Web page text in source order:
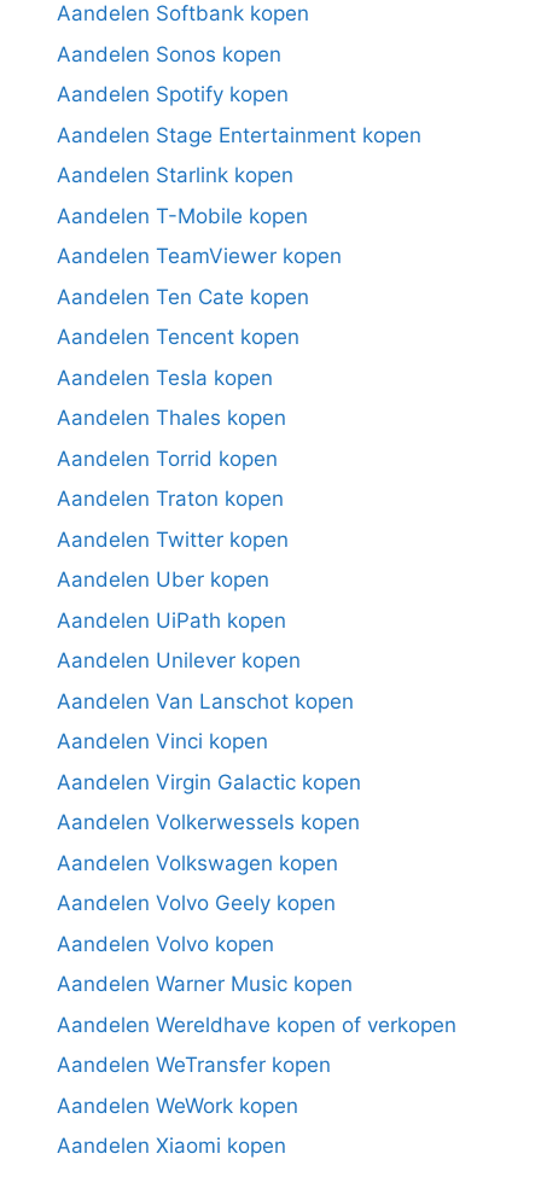
Aandelen Softbank kopen
Aandelen Sonos kopen
Aandelen Spotify kopen
Aandelen Stage Entertainment kopen
Aandelen Starlink kopen
Aandelen T-Mobile kopen
Aandelen TeamViewer kopen
Aandelen Ten Cate kopen
Aandelen Tencent kopen
Aandelen Tesla kopen
Aandelen Thales kopen
Aandelen Torrid kopen
Aandelen Traton kopen
Aandelen Twitter kopen
Aandelen Uber kopen
Aandelen UiPath kopen
Aandelen Unilever kopen
Aandelen Van Lanschot kopen
Aandelen Vinci kopen
Aandelen Virgin Galactic kopen
Aandelen Volkerwessels kopen
Aandelen Volkswagen kopen
Aandelen Volvo Geely kopen
Aandelen Volvo kopen
Aandelen Warner Music kopen
Aandelen Wereldhave kopen of verkopen
Aandelen WeTransfer kopen
Aandelen WeWork kopen
Aandelen Xiaomi kopen